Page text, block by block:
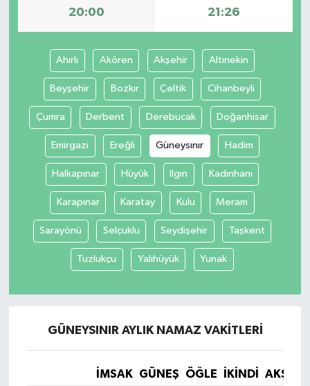
20:00 21:26
Ahırlı Akören Akşehir Altınekin
Beyşehir Bozkır Çeltik Cihanbeyli
Çumra Derbent Derebucak Doğanhisar
Emirgazi Ereğli Güneysınır Hadim
Halkapınar Hüyük Ilgın Kadınhanı
Karapınar Karatay Kulu Meram
Sarayönü Selçuklu Seydişehir Taşkent
Tuzlukçu Yalıhüyük Yunak
GÜNEYSINIR AYLIK NAMAZ VAKITLERI
İMSAK GÜNEŞ ÖĞLE İKINDI
AKŞAM